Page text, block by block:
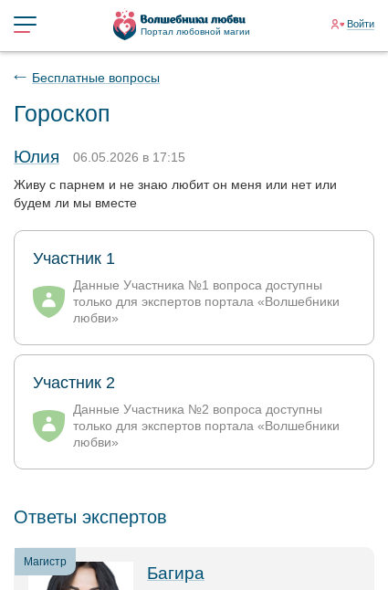
Портал любовной магии
Войти
Бесплатные вопросы
Гороскоп
Юлия
06.05.2026 в 17:15
Живу с парнем и не знаю любит он меня или нет или
будем ли мы вместе
Участник 1
Данные Участника №1 вопроса доступны
только для экспертов портала «Волшебники
любви»
Участник 2
Данные Участника №2 вопроса доступны
только для экспертов портала «Волшебники
любви»
Ответы экспертов
Магистр
Багира